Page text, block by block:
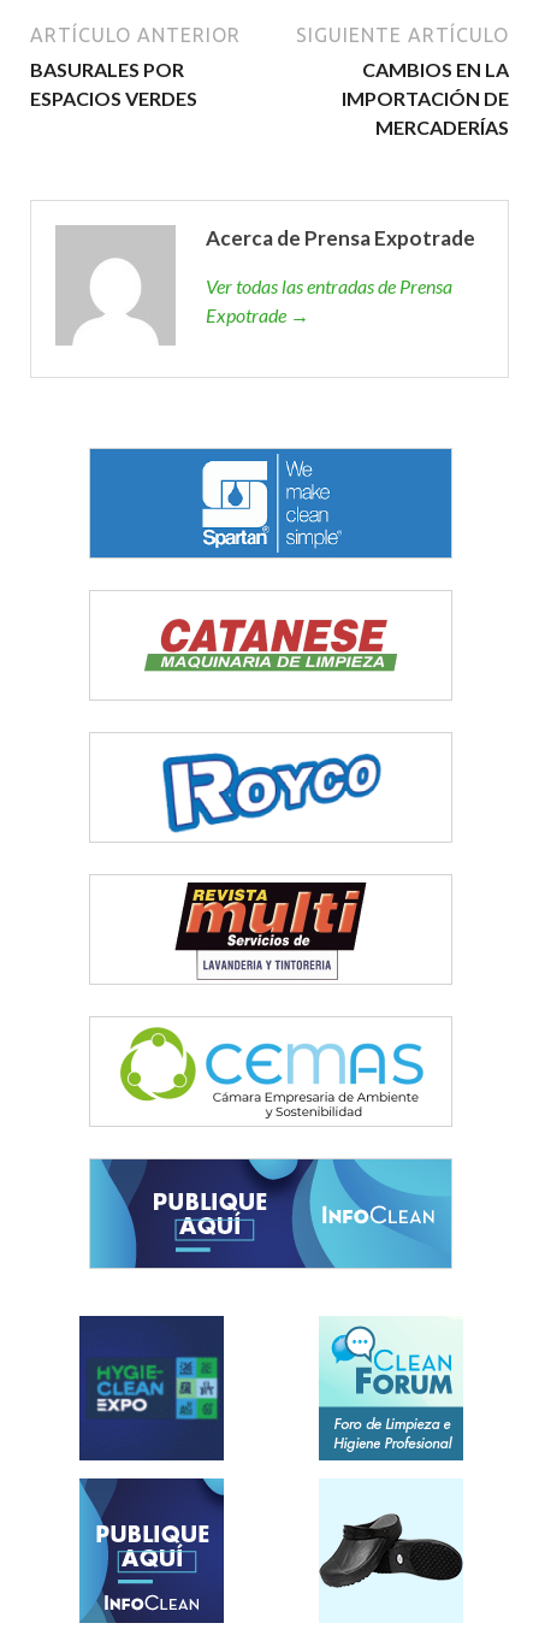
ARTÍCULO ANTERIOR
BASURALES POR
ESPACIOS VERDES
SIGUIENTE ARTÍCULO
CAMBIOS EN LA
IMPORTACIÓN DE
MERCADERÍAS
Acerca de Prensa Expotrade
Ver todas las entradas de Prensa
Expotrade →